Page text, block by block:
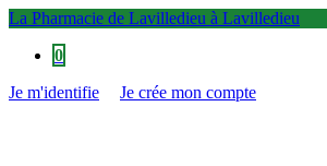
La Pharmacie de Lavilledieu à Lavilledieu
0
Je m'identifie
Je crée mon compte